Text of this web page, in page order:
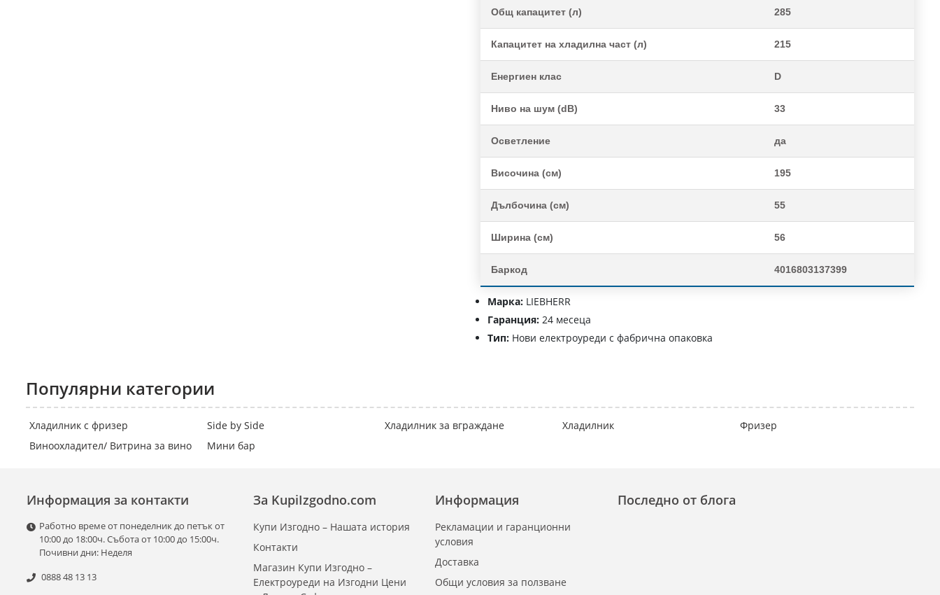
Общ капацитет (л) 285
Капацитет на хладилна част (л) 215
Енергиен клас D
Ниво на шум (dB) 33
Осветление да
Височина (см) 195
Дълбочина (см) 55
Ширина (см) 56
Баркод 4016803137399
Марка: LIEBHERR
Гаранция: 24 месеца
Тип: Нови електроуреди с фабрична опаковка
Популярни категории
Хладилник с фризер Side by Side Хладилник за вграждане Хладилник
Фризер
Виноохладител/ Витрина за вино
Мини бар
Информация за контакти
Работно време от понеделник до петък от
10:00 до 18:00ч. Събота от 10:00 до 15:00ч.
Почивни дни: Неделя
0888 48 13 13
Информация
Рекламации и гаранционни
условия
Доставка
Общи условия за ползване
За KupiIzgodno.com
Купи Изгодно – Нашата история
Контакти
Магазин Купи Изгодно –
Електроуреди на Изгодни Цени
Последно от блога